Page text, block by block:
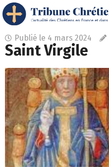
Publié le 4 mars 2024
Saint Virgile